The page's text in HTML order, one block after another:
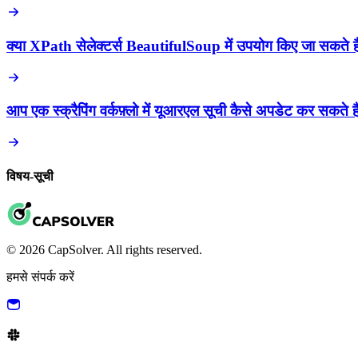
क्या XPath सेलेक्टर्स BeautifulSoup में उपयोग किए जा सकते
आप एक स्क्रैपिंग वर्कफ़्लो में यूआरएल सूची कैसे अपडेट कर सकते
विषय-सूची
© 2026 CapSolver. All rights reserved.
हमसे संपर्क करें